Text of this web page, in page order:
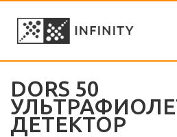
DORS 50
ДЕТЕКТОР